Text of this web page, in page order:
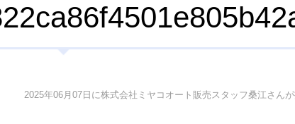
2025年06月07日に株式会社ミヤコオート販売スタッフ桑江さん